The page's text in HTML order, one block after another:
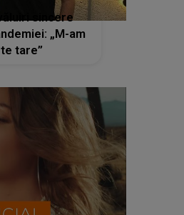
sincere
„M-am
tare”